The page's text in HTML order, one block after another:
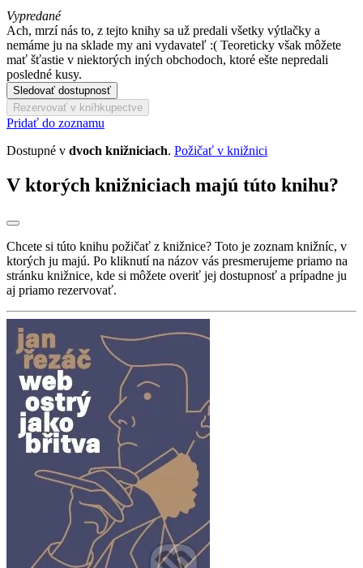
Vypredané
Ach, mrzí nás to, z tejto knihy sa už predali všetky výtlačky a
nemáme ju na sklade my ani vydavateľ :( Teoreticky však môžete
mať šťastie v niektorých iných obchodoch, ktoré ešte nepredali
posledné kusy.
Sledovať dostupnosť
Rezervovať v kníhkupectve
Pridať do zoznamu
Dostupné v dvoch knižniciach. Požičať v knižnici
V ktorých knižniciach majú túto knihu?
Chcete si túto knihu požičať z knižnice? Toto je zoznam knižníc, v
ktorých ju majú. Po kliknutí na názov vás presmerujeme priamo na
stránku knižnice, kde si môžete overiť jej dostupnosť a prípadne ju
aj priamo rezervovať.